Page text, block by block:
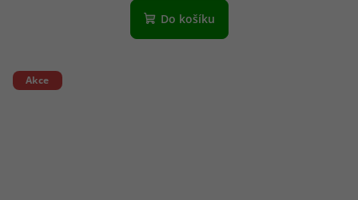
Do košíku
Akce